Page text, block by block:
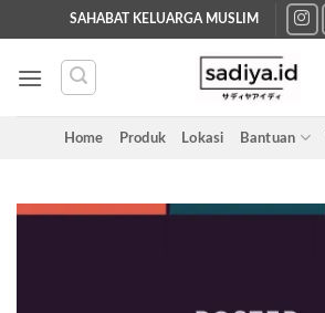
to
content
SAHABAT KELUARGA MUSLIM
Home Produk Lokasi Bantuan